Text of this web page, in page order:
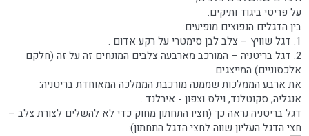
על פריטי ביגוד ותיקים.
בין הדגלים הנפוצים מופיעים:
1. דגל שוויץ – צלב לבן סימטרי על רקע אדום .
2. דגל בריטניה – המורכב מארבעה צלבים המונחים זה על זה (חלקם
אלכסוניים) המייצגים
את ארבע הממלכות שממנה מורכבת הממלכה המאוחדת בריטניה:
אנגליה, סקוטלנד, וילס וצפון - אירלנד .
דגל בריטניה נראה כך (חציו התחתון מחוק כדי לא להשלים לצורת צלב –
חצי הדגל העליון שווה לחצי הדגל התחתון):